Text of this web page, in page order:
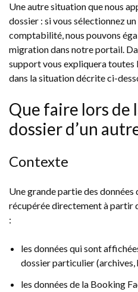
Une autre situation que nous
dossier : si vous sélectionnez
comptabilité, nous pouvons
migration dans notre portail.
support vous expliquera toutes
dans la situation décrite ci-
Que faire lors de
dossier d’un
Contexte
Une grande partie des
récupérée directement à
:
les données qui sont
dossier particulier
les données de la Booking